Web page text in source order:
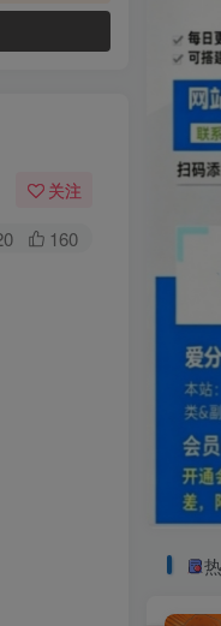
关注
160